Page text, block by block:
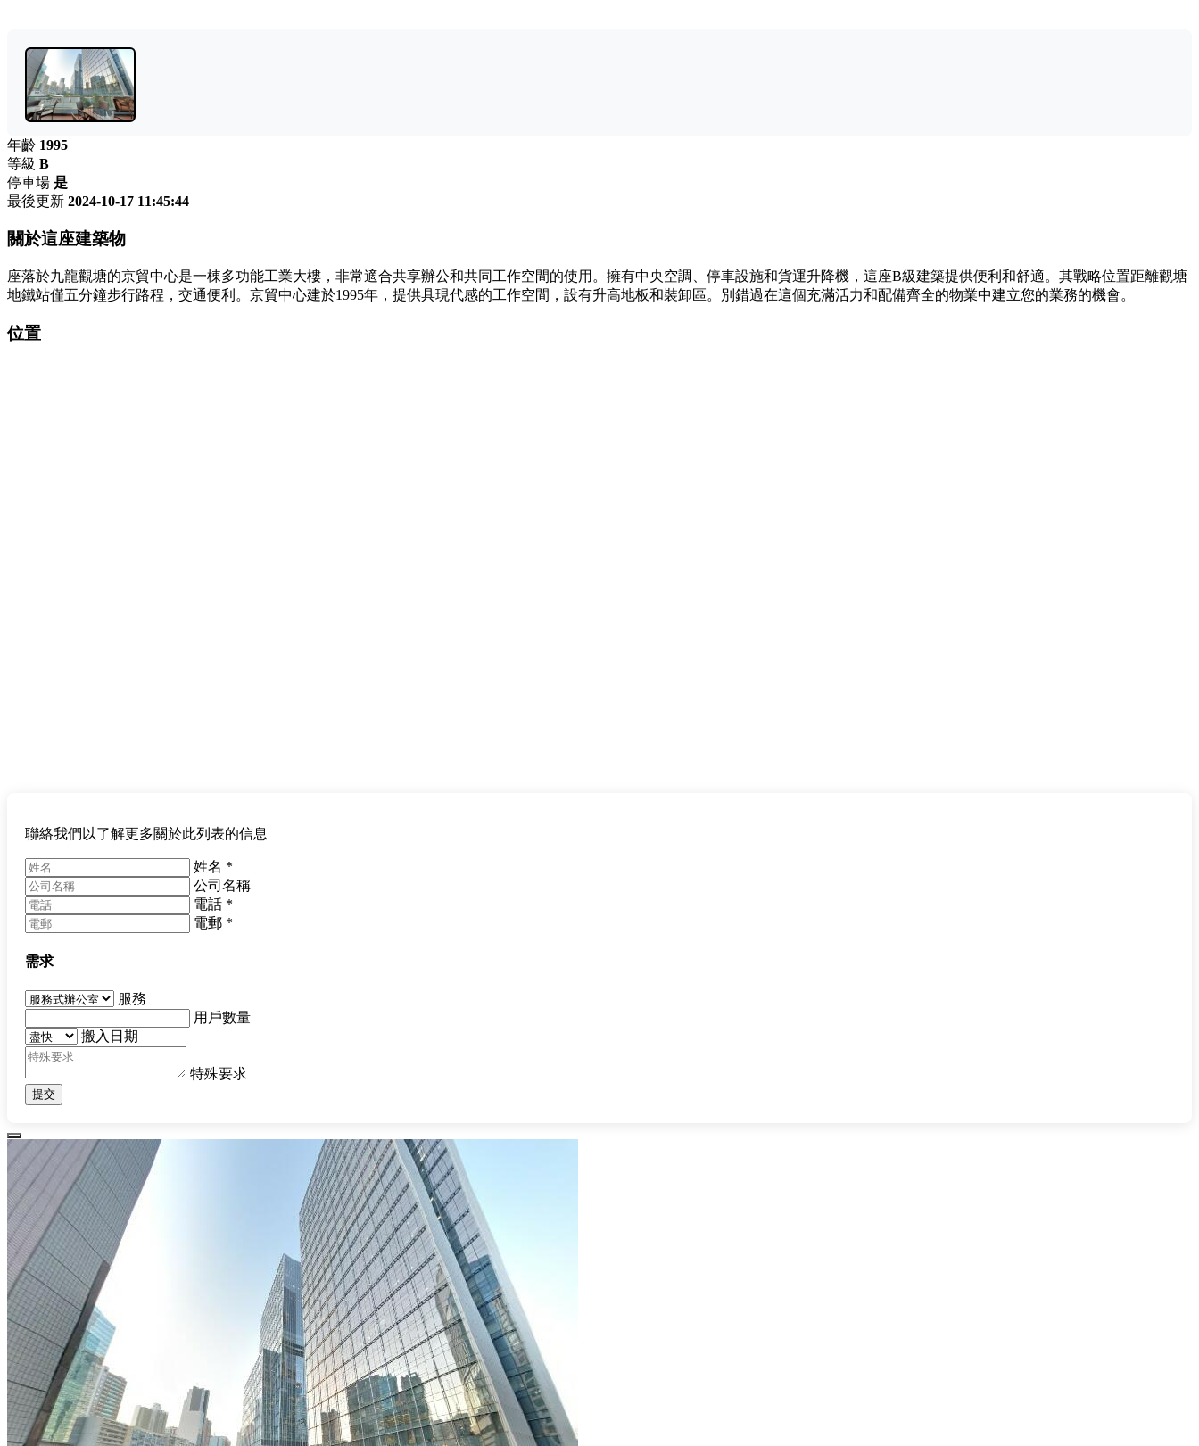
年齡 1995
等級 B
停車場 是
最後更新 2024-10-17 11:45:44
關於這座建築物
座落於九龍觀塘的京貿中心是一棟多功能工業大樓，非常適合共享辦公和共同工作空間的使用。擁有中央空調、停車設施和貨運升降機，這座B級建築提供便利和舒適。其戰略位置距離觀塘
地鐵站僅五分鐘步行路程，交通便利。京貿中心建於1995年，提供具現代感的工作空間，設有升高地板和裝卸區。別錯過在這個充滿活力和配備齊全的物業中建立您的業務的機會。
位置
聯絡我們以了解更多關於此列表的信息
姓名 *
公司名稱
電話 *
電郵 *
需求
服務
用戶數量
搬入日期
特殊要求
提交